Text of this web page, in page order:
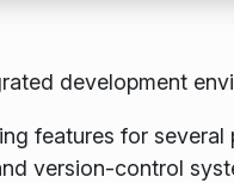
development
features for several
version-control